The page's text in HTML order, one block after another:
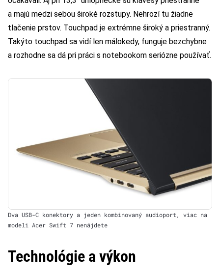
a majú medzi sebou široké rozstupy. Nehrozí tu žiadne
tlačenie prstov. Touchpad je extrémne široký a priestranný.
Takýto touchpad sa vidí len málokedy, funguje bezchybne
a rozhodne sa dá pri práci s notebookom seriózne používať.
Dva USB-C konektory a jeden kombinovaný audioport, viac na
modeli Acer Swift 7 nenájdete
Technológie a výkon